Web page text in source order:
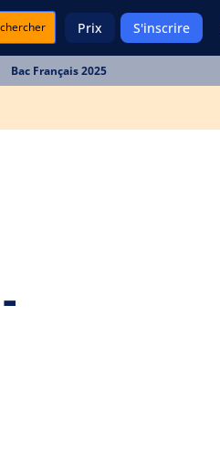
Prix S'inscrire
Bac Français 2025